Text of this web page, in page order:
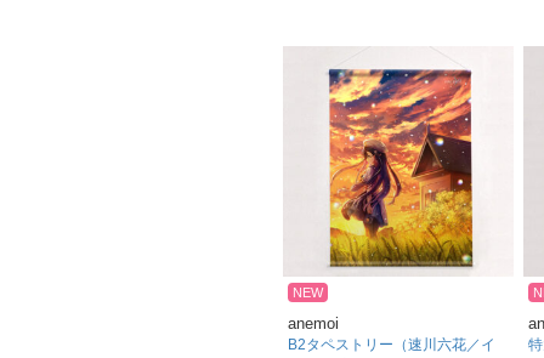
NEW
anemoi
B2タペストリー（速川六花／イ